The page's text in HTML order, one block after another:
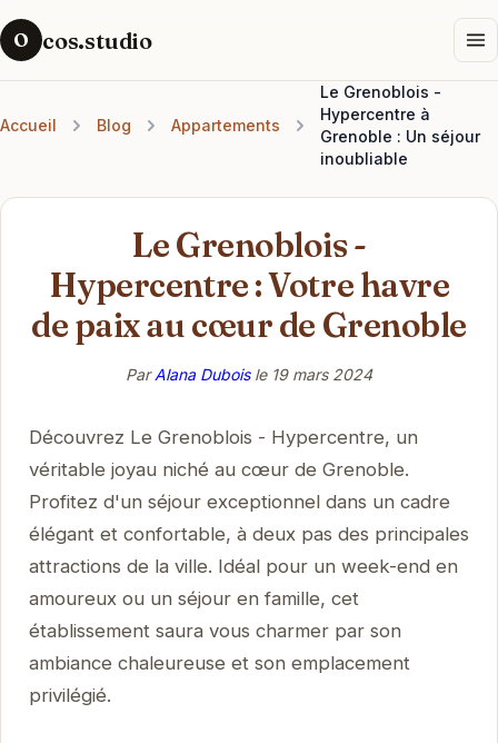
O cos.studio
Accueil Blog Appartements
Le Grenoblois -
Hypercentre à
Grenoble : Un séjour
inoubliable
Le Grenoblois -
Hypercentre : Votre havre
de paix au cœur de Grenoble
ParAlana Duboisle 19 mars 2024
Découvrez Le Grenoblois - Hypercentre, un
véritable joyau niché au cœur de Grenoble.
Profitez d'un séjour exceptionnel dans un cadre
élégant et confortable, à deux pas des principales
attractions de la ville. Idéal pour un week-end en
amoureux ou un séjour en famille, cet
établissement saura vous charmer par son
ambiance chaleureuse et son emplacement
privilégié.